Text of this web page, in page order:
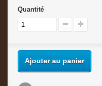
Quantité
Ajouter au panier